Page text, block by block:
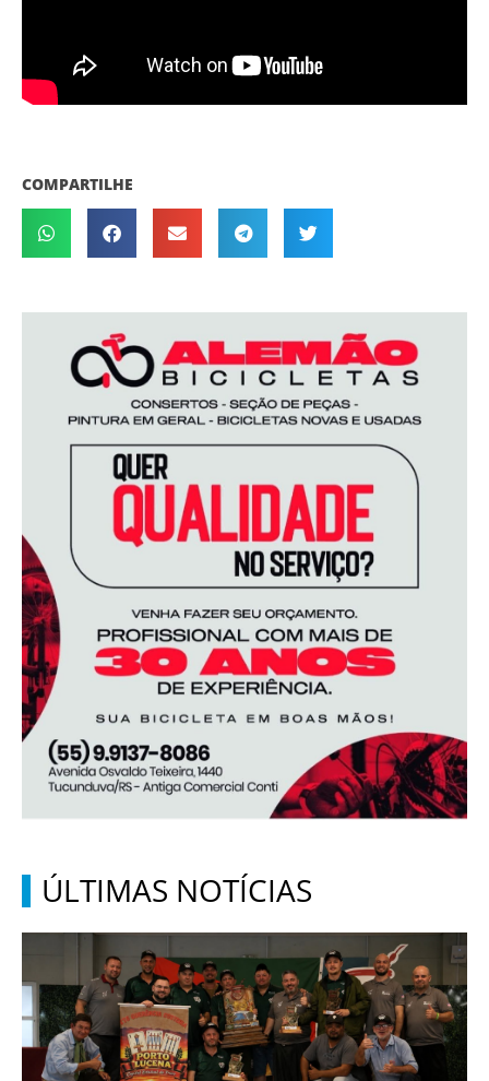
COMPARTILHE
ÚLTIMAS NOTÍCIAS